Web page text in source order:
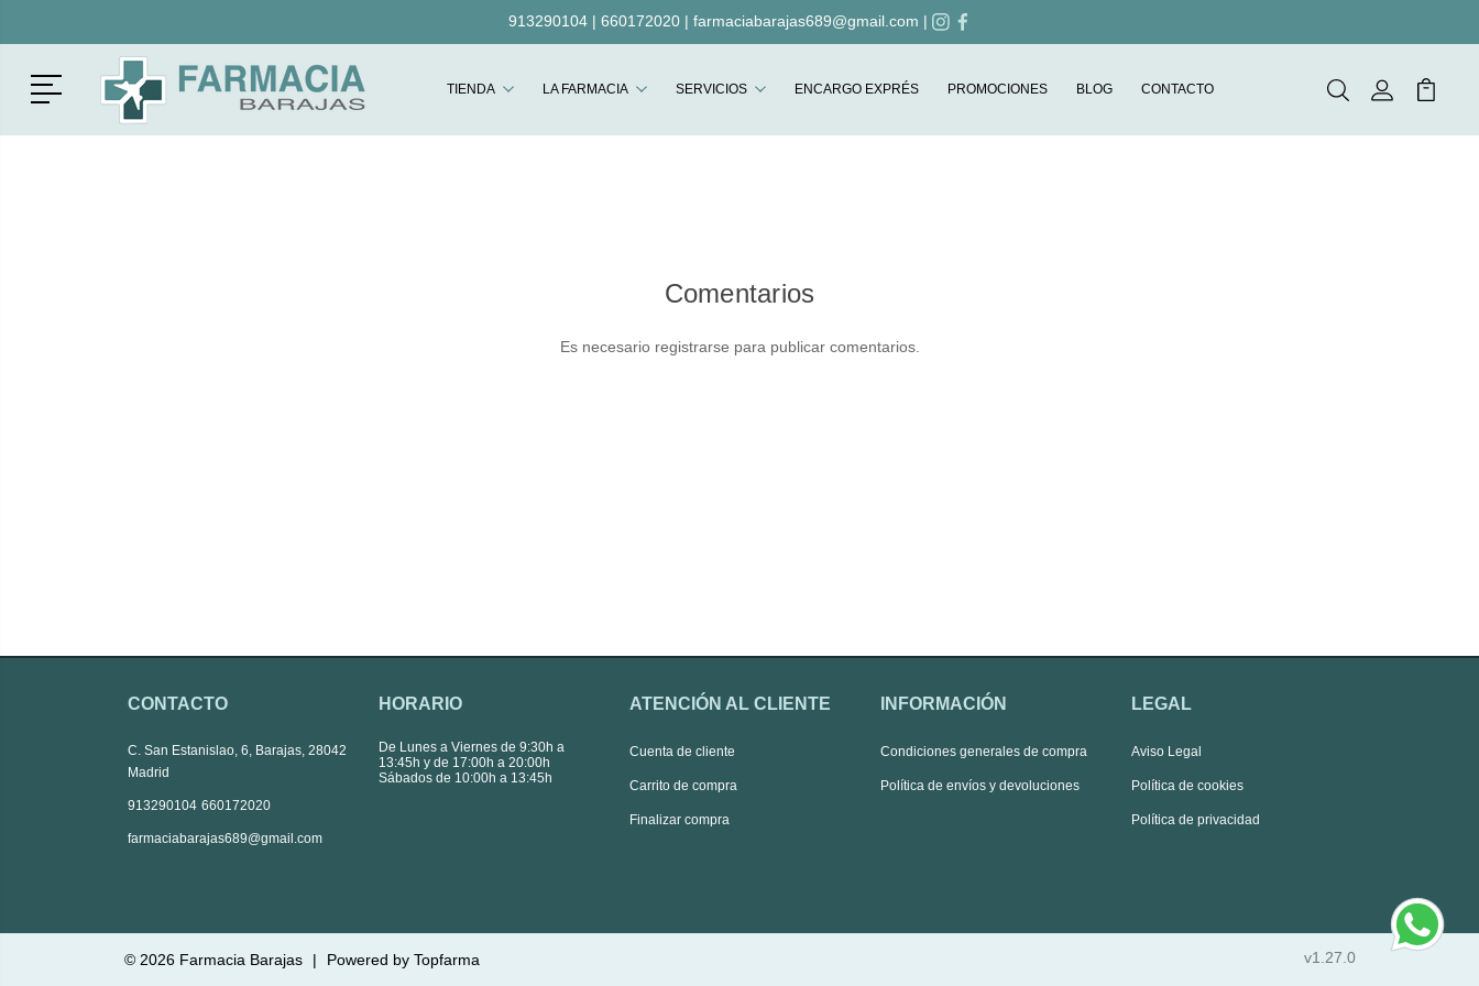
913290104| 660172020| farmaciabarajas689@gmail.com |
Menú TIENDA LA FARMACIA SERVICIOS ENCARGO EXPRÉS PROMOCIONES BLOG CONTACTO BuscarMi Cuenta
Mi
Comentarios
Es necesario registrarse para publicar comentarios.
CONTACTO
C. San Estanislao, 6, Barajas, 28042
Madrid
913290104 660172020
farmaciabarajas689@gmail.com
HORARIO
De Lunes a Viernes de 9:30h a
13:45h y de 17:00h a 20:00h
Sábados de 10:00h a 13:45h
ATENCIÓN AL CLIENTE
Cuenta de cliente
Carrito de compra
Finalizar compra
INFORMACIÓN
Condiciones generales de compra
Política de envíos y devoluciones
LEGAL
Aviso Legal
Política de cookies
Política de privacidad
© 2026 Farmacia Barajas | Powered by Topfarma v1.27.0